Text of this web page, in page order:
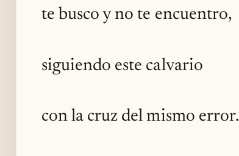
te busco y no te encuentro,
siguiendo este calvario
con la cruz del mismo error.